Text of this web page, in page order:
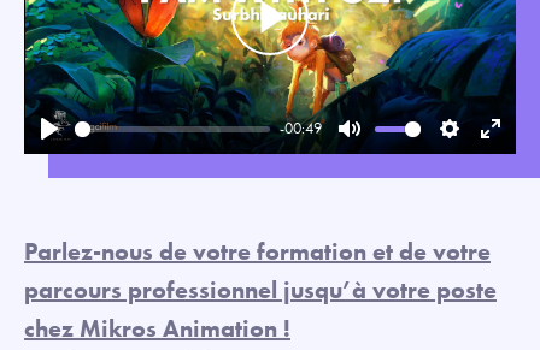
Play
-00:49
Mute SettingsEnter
Play
Parlez-nous de votre formation et de votre
parcours professionnel jusqu’à votre poste
chez Mikros Animation !